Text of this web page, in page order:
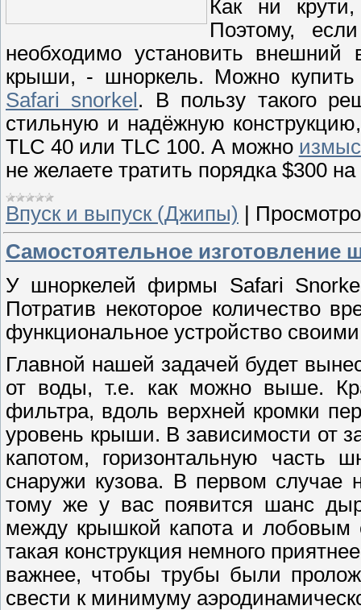
Как ни
Поэтому,
необходимо установить внешний
крыши, - шноркель. Можно
Safari snorkel . В пользу такого
стильную и надёжную
TLC 40 или ТLС 100. А можно
не желаете тратить порядка $300
Впуск и выпуск (Джипы) |
Самостоятельное изготовление
У шноркелей фирмы Safari
Потратив некоторое количество
функциональное устройство
Главной нашей задачей будет
от воды, т.е. как можно выше.
фильтра, вдоль верхней кромки
уровень крыши. В зависимости от
капотом, горизонтальную часть
снаружи кузова. В первом случае
тому же у вас появится шанс
между крышкой капота и лобовым
такая конструкция немного
важнее, чтобы трубы были
свести к минимуму